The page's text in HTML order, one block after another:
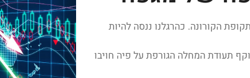
הקורונה. כהרגלנו ננסה להיות
המשפט העליון את תוקף תעודת המחלה הגורפת על פיה חויבו